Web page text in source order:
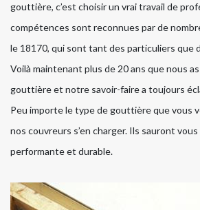
gouttière, c’est choisir un vrai travail de
compétences sont reconnues par de
le 18170, qui sont tant des particuliers que
Voilà maintenant plus de 20 ans que nous
gouttière et notre savoir-faire a toujours
Peu importe le type de gouttière que vous
nos couvreurs s’en charger. Ils sauront
performante et durable.